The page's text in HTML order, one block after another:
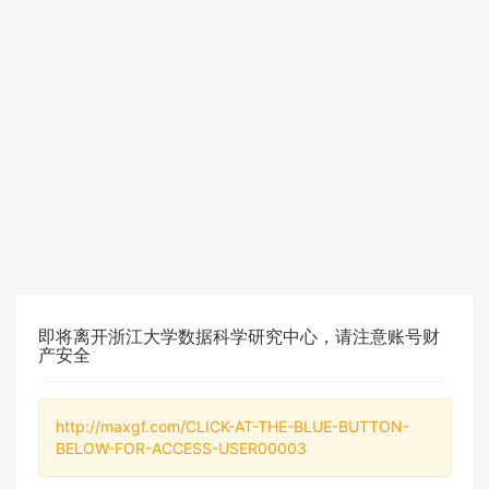
即将离开浙江大学数据科学研究中心，请注意账号财
产安全
http://maxgf.com/CLICK-AT-THE-BLUE-BUTTON-
BELOW-FOR-ACCESS-USER00003